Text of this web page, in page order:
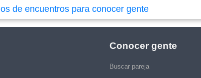
de encuentros para conocer gente
Conocer gente
Buscar pareja